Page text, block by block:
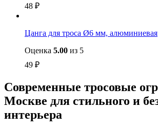
48 ₽
Цанга для троса Ø6 мм, алюминиевая
Оценка 5.00 из 5
49 ₽
Современные тросовые
Москве для стильного и
интерьера